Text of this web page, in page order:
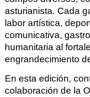
asturianista. Cada
labor artística,
comunicativa,
humanitaria al
engrandecimiento
En esta edición,
colaboración de la